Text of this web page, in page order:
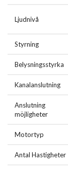
Ljudnivå
Styrning
Belysningsstyrka
Kanalanslutning
Anslutning
möjligheter
Motortyp
Antal Hastigheter